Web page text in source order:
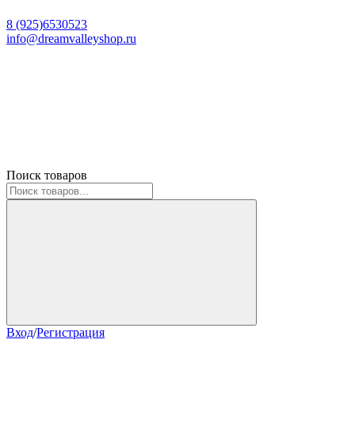
8 (925)6530523
info@dreamvalleyshop.ru
Поиск товаров
Вход/Регистрация